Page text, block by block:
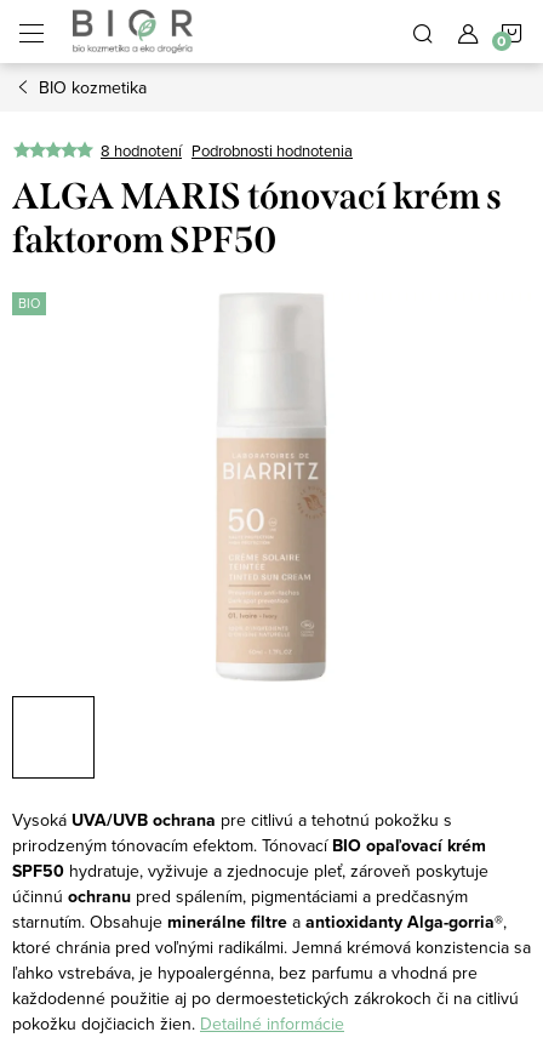
obsah
BIO kozmetika
8 hodnotení Podrobnosti hodnotenia
ALGA MARIS tónovací krém s
faktorom SPF50
BIO
Vysoká UVA/UVB ochrana pre citlivú a tehotnú pokožku s
prirodzeným tónovacím efektom. Tónovací BIO opaľovací krém
SPF50 hydratuje, vyživuje a zjednocuje pleť, zároveň poskytuje
účinnú ochranu pred spálením, pigmentáciami a predčasným
starnutím. Obsahuje minerálne filtre a antioxidanty Alga-gorria®,
ktoré chránia pred voľnými radikálmi. Jemná krémová konzistencia sa
ľahko vstrebáva, je hypoalergénna, bez parfumu a vhodná pre
každodenné použitie aj po dermoestetických zákrokoch či na citlivú
pokožku dojčiacich žien. Detailné informácie